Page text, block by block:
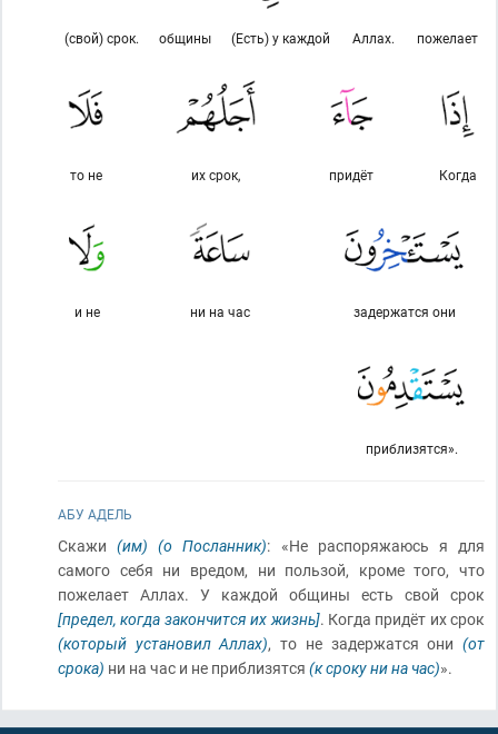
пожелает
Аллах.
(Есть) у каждой
общины
(свой) срок.
Когда
придёт
их срок,
то не
задержатся они
ни на час
и не
приблизятся».
АБУ АДЕЛЬ
Скажи(им) (о Посланник): «Не распоряжаюсь я для
самого себя ни вредом, ни пользой, кроме того, что
пожелает Аллах. У каждой общины есть свой срок
[предел, когда закончится их жизнь]. Когда придёт их срок
(который установил Аллах), то не задержатся они(от
срока) ни на час и не приблизятся (к сроку ни на час)».